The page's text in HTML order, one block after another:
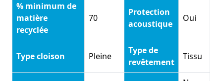
% minimum de
matière
recyclée
70
Protection
acoustique
Oui
Type cloison Pleine
Type de
revêtement
Tissu